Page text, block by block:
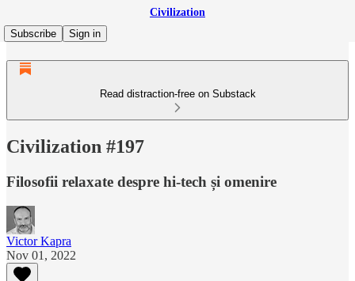
Civilization
Subscribe
Sign in
Read distraction-free on Substack
Civilization #197
Filosofii relaxate despre hi-tech și omenire
Victor Kapra
Nov 01, 2022